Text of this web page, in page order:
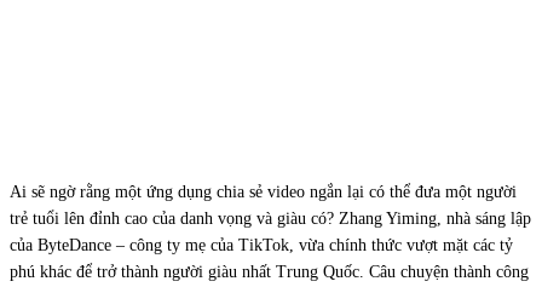
Ai sẽ ngờ rằng một ứng dụng chia sẻ video ngắn lại có thể đưa một người
trẻ tuổi lên đỉnh cao của danh vọng và giàu có? Zhang Yiming, nhà sáng lập
của ByteDance – công ty mẹ của TikTok, vừa chính thức vượt mặt các tỷ
phú khác để trở thành người giàu nhất Trung Quốc. Câu chuyện thành công